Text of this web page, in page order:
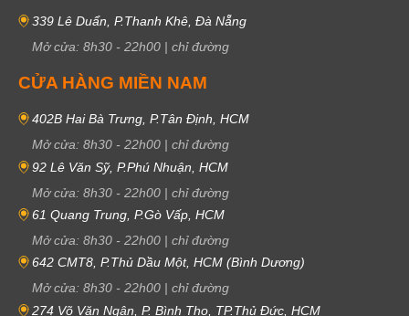
339 Lê Duẩn, P.Thanh Khê, Đà Nẵng
Mở cửa: 8h30 - 22h00 | chỉ đường
CỬA HÀNG MIỀN NAM
402B Hai Bà Trưng, P.Tân Định, HCM
Mở cửa: 8h30 - 22h00 | chỉ đường
92 Lê Văn Sỹ, P.Phú Nhuận, HCM
Mở cửa: 8h30 - 22h00 | chỉ đường
61 Quang Trung, P.Gò Vấp, HCM
Mở cửa: 8h30 - 22h00 | chỉ đường
642 CMT8, P.Thủ Dầu Một, HCM (Bình Dương)
Mở cửa: 8h30 - 22h00 | chỉ đường
274 Võ Văn Ngân, P. Bình Thọ, TP.Thủ Đức, HCM